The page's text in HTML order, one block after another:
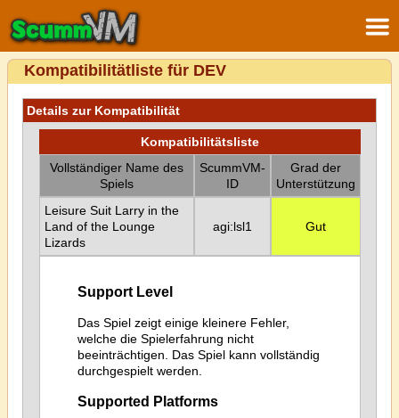
Kompatibilitätliste für DEV
Details zur Kompatibilität
Kompatibilitätsliste
Vollständiger Name des
Spiels
ScummVM-
ID
Grad der
Unterstützung
Leisure Suit Larry in the
Land of the Lounge
Lizards
agi:lsl1 Gut
Support Level
Das Spiel zeigt einige kleinere Fehler,
welche die Spielerfahrung nicht
beeinträchtigen. Das Spiel kann vollständig
durchgespielt werden.
Supported Platforms